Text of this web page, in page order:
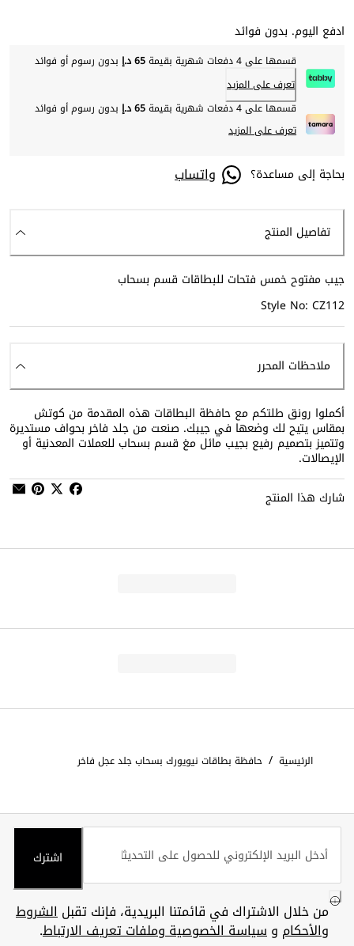
ادفع اليوم. بدون فوائد
قسمها على 4 دفعات شهرية بقيمة 65 د.إ
بدون رسوم أو فوائد
تعرف على المزيد
قسمها على 4 دفعات شهرية بقيمة
65 د.إ
بدون رسوم أو فوائد
تعرف على المزيد
بحاجة إلى مساعدة؟ واتساب
تفاصيل المنتج
جيب مفتوح خمس فتحات للبطاقات قسم بسحاب
Style No: CZ112
ملاحظات المحرر
أكملوا رونق طلتكم مع حافظة البطاقات هذه المقدمة من كوتش
بمقاس يتيح لك وضعها في جيبك. صنعت من جلد فاخر بحواف مستديرة
وتتميز بتصميم رفيع بجيب مائل مغ قسم بسحاب للعملات المعدنية أو
الإيصالات.
شارك هذا المنتج
الرئيسية / حافظة بطاقات نيويورك بسحاب جلد عجل فاخر
اشترك
من خلال الاشتراك في قائمتنا البريدية، فإنك تقبلالشروط
والأحكام وسياسة الخصوصية وملفات تعريف الارتباط.